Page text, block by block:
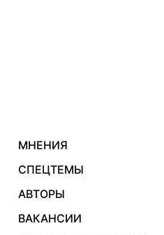
МНЕНИЯ
СПЕЦТЕМЫ
АВТОРЫ
ВАКАНСИИ